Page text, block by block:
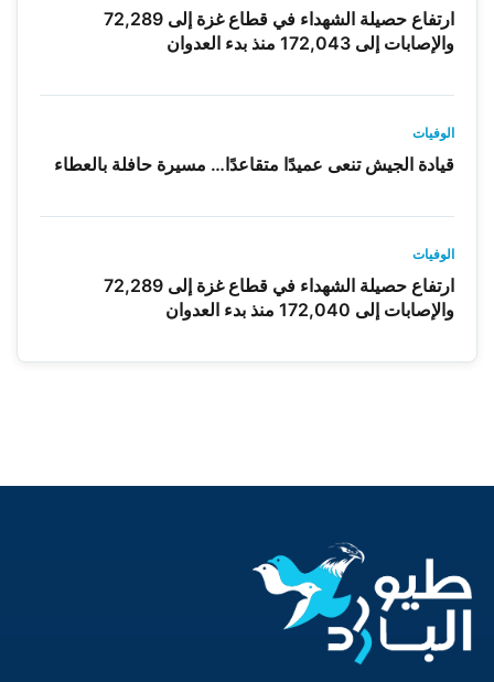
ارتفاع حصيلة الشهداء في قطاع غزة إلى 72,289
والإصابات إلى 172,043 منذ بدء العدوان
الوفيات
قيادة الجيش تنعى عميدًا متقاعدًا… مسيرة حافلة بالعطاء
الوفيات
ارتفاع حصيلة الشهداء في قطاع غزة إلى 72,289
والإصابات إلى 172,040 منذ بدء العدوان